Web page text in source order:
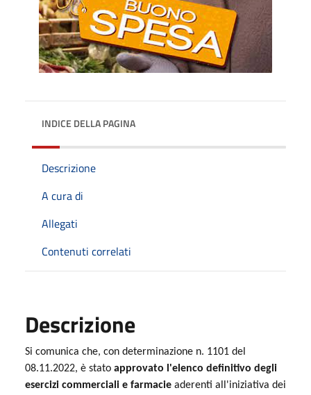
INDICE DELLA PAGINA
Descrizione
A cura di
Allegati
Contenuti correlati
Descrizione
Si comunica che, con determinazione n. 1101 del
08.11.2022, è stato approvato l'elenco definitivo degli
esercizi commerciali e farmacie aderenti all'iniziativa dei